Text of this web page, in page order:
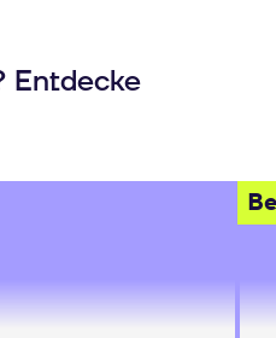
Entdecke